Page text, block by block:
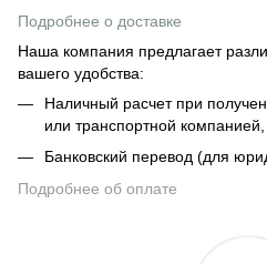
Подробнее о доставке
Наша компания предлагает
вашего удобства:
Наличный расчет при
или транспортной
Банковский перевод (для
Подробнее об оплате